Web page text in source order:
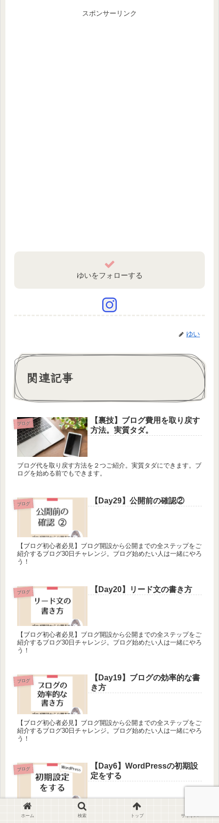
スポンサーリンク
ゆいをフォローする
ゆい
関連記事
ブログ
【裏技】ブログ費用を取り戻す
方法。実質タダ。
ブログ代を取り戻す方法を２つご紹介。実質タダにできます。ブ
ログを始める前でもできます。
ブログ 【Day29】公開前の確認②
【ブログ初心者必見】ブログ開設から公開までの全ステップをご
紹介するブログ30日チャレンジ。ブログ始めたい人は一緒にやろ
う！
ブログ 【Day20】リード文の書き方
【ブログ初心者必見】ブログ開設から公開までの全ステップをご
紹介するブログ30日チャレンジ。ブログ始めたい人は一緒にやろ
う！
ブログ
【Day19】ブログの効率的な書
き方
【ブログ初心者必見】ブログ開設から公開までの全ステップをご
紹介するブログ30日チャレンジ。ブログ始めたい人は一緒にやろ
う！
ブログ
【Day6】WordPressの初期設
定をする
【ブログ初心者必見】ブログ開設から公開までの全ステップをご
紹介するブログ30日チャレンジ。ブログ始めたい人は一緒にやろ
ホーム 検索 トップ サイドバー